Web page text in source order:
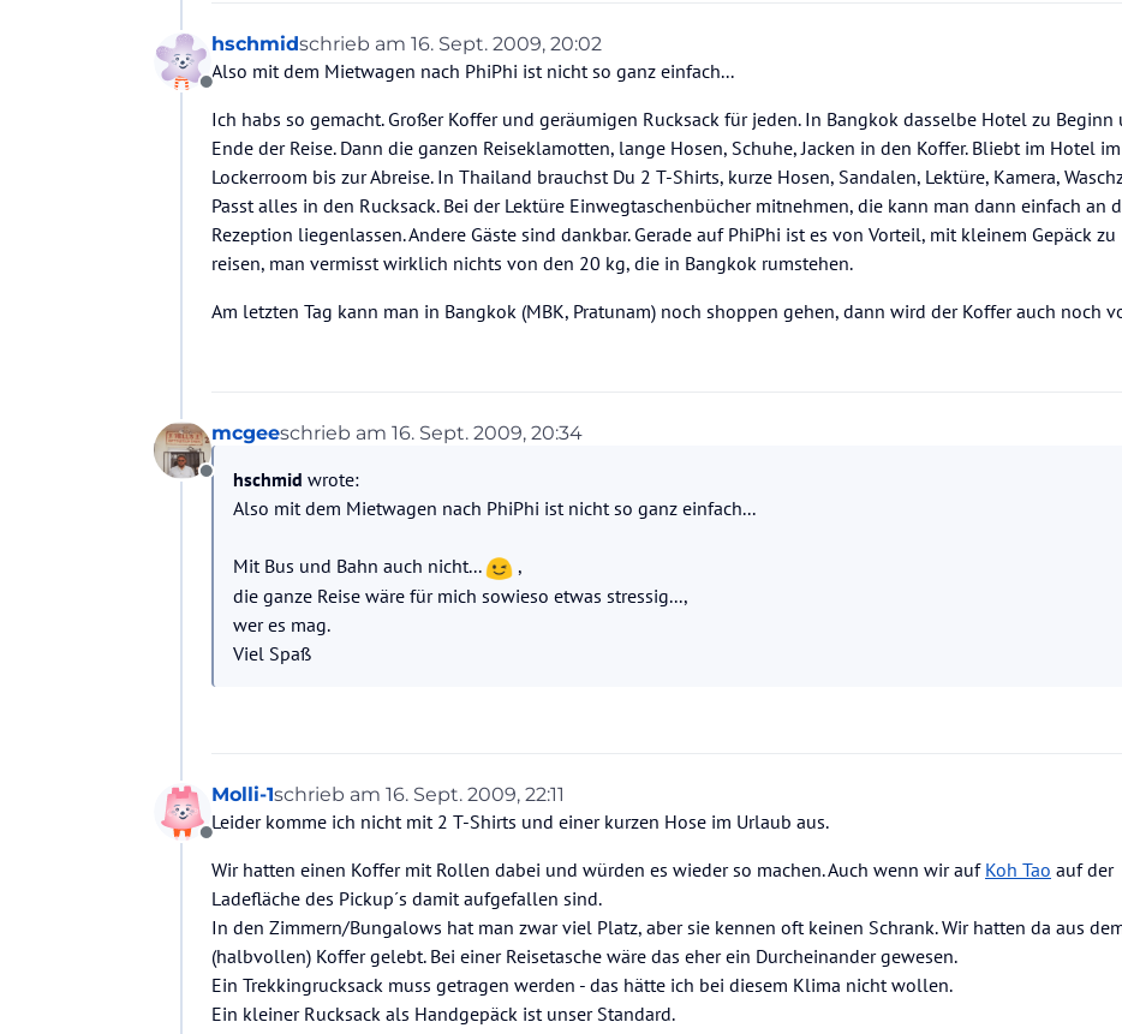
Offline
hschmidschrieb am 16. Sept. 2009, 20:02
zuletzt editiert von
Also mit dem Mietwagen nach PhiPhi ist nicht so ganz einfach...
Ich habs so gemacht. Großer Koffer und geräumigen Rucksack für jeden. In Bangkok dasselbe Hotel zu Beginn
Ende der Reise. Dann die ganzen Reiseklamotten, lange Hosen, Schuhe, Jacken in den Koffer. Bliebt im Hotel im
Lockerroom bis zur Abreise. In Thailand brauchst Du 2 T-Shirts, kurze Hosen, Sandalen, Lektüre, Kamera,
Passt alles in den Rucksack. Bei der Lektüre Einwegtaschenbücher mitnehmen, die kann man dann einfach an
Rezeption liegenlassen. Andere Gäste sind dankbar. Gerade auf PhiPhi ist es von Vorteil, mit kleinem Gepäck zu
reisen, man vermisst wirklich nichts von den 20 kg, die in Bangkok rumstehen.
Am letzten Tag kann man in Bangkok (MBK, Pratunam) noch shoppen gehen, dann wird der Koffer auch noch
Offline
mcgeeschrieb am 16. Sept. 2009, 20:34
zuletzt editiert von
hschmid wrote:
Also mit dem Mietwagen nach PhiPhi ist nicht so ganz einfach...
Mit Bus und Bahn auch nicht...
,
die ganze Reise wäre für mich sowieso etwas stressig...,
wer es mag.
Viel Spaß
Offline
Molli-1schrieb am 16. Sept. 2009, 22:11
zuletzt editiert von
Leider komme ich nicht mit 2 T-Shirts und einer kurzen Hose im Urlaub aus.
Wir hatten einen Koffer mit Rollen dabei und würden es wieder so machen. Auch wenn wir auf Koh Tao auf der
Ladefläche des Pickup´s damit aufgefallen sind.
In den Zimmern/Bungalows hat man zwar viel Platz, aber sie kennen oft keinen Schrank. Wir hatten da aus
(halbvollen) Koffer gelebt. Bei einer Reisetasche wäre das eher ein Durcheinander gewesen.
Ein Trekkingrucksack muss getragen werden - das hätte ich bei diesem Klima nicht wollen.
Ein kleiner Rucksack als Handgepäck ist unser Standard.